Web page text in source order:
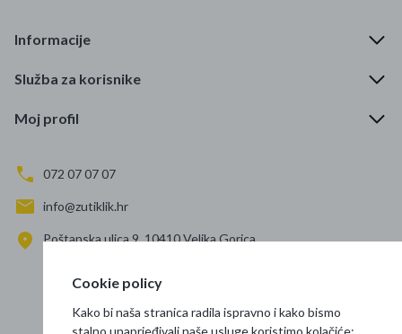
Informacije
Služba za korisnike
Moj profil
072 07 07 07
info@zutiklik.hr
Poštanska ulica 9, 10410 Velika Gorica
Prati nas
Cookie policy
Kako bi naša stranica radila ispravno i kako bismo
stalno unaprjeđivali naše usluge koristimo kolačiće: